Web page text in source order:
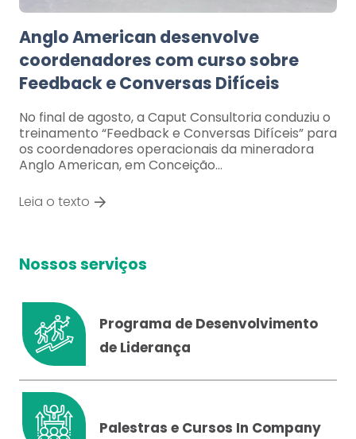
Anglo American desenvolve
coordenadores com curso sobre
Feedback e Conversas Difíceis
No final de agosto, a Caput Consultoria conduziu o
treinamento “Feedback e Conversas Difíceis” para
os coordenadores operacionais da mineradora
Anglo American, em Conceição…
Leia o texto
Nossos serviços
Programa de Desenvolvimento
de Liderança
Palestras e Cursos In Company